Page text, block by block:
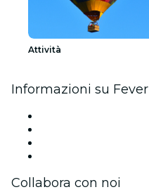
Attività
Informazioni su Fever
Collabora con noi